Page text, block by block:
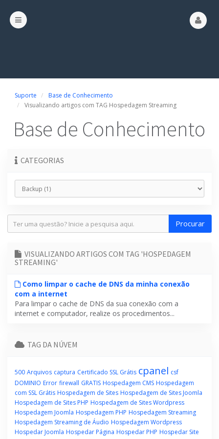
Suporte
Base de Conhecimento
Visualizando artigos com TAG Hospedagem Streaming
Base de Conhecimento
CATEGORIAS
VISUALIZANDO ARTIGOS COM TAG 'HOSPEDAGEM
STREAMING'
Como limpar o cache de DNS da minha conexão
com a internet
Para limpar o cache de DNS da sua conexão com a
internet e computador, realize os procedimentos...
TAG DA NÚVEM
500 Arquivos captura Certificado SSL Grátis cpanel csf
DOMINIO Error firewall GRATIS Hospedagem CMS Hospedagem
com SSL Grátis Hospedagem de Sites Hospedagem de Sites Joomla
Hospedagem de Sites PHP Hospedagem de Sites Wordpress
Hospedagem Joomla Hospedagem PHP Hospedagem Streaming
Hospedagem Streaming de Áudio Hospedagem Wordpress
Hospedar Joomla Hospedar Página Hospedar PHP Hospedar Site